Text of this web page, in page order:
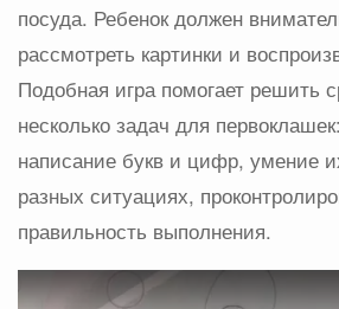
посуда. Ребенок должен
рассмотреть картинки и
Подобная игра помогает решить
несколько задач для
написание букв и цифр, умение
разных ситуациях,
правильность выполнения.